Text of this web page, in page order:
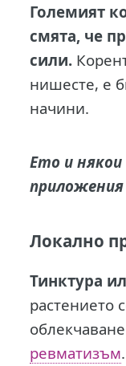
Големият
смята, че
сили.
нишесте, е
начини.
Ето и
приложения
Локално
Тинктура
растението
ревматизъм